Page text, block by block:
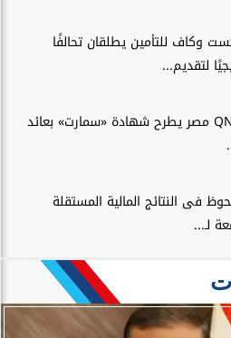
وكاف للتأمين يطلقان تحالفًا
لتقديم...
بنك QNB مصر يطرح شهادة «سمارت» بعائد
فى النتائج المالية المستقلة
لـ...